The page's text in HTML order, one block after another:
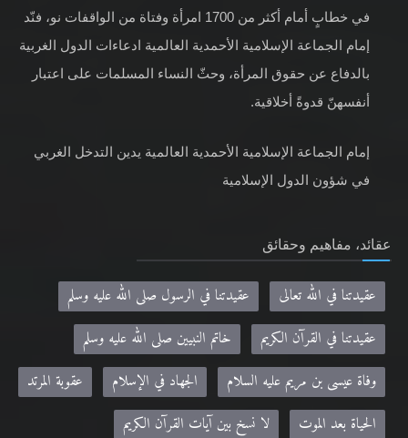
في خطابٍ أمام أكثر من 1700 امرأة وفتاة من الواقفات نو، فنّد
إمام الجماعة الإسلامية الأحمدية العالمية ادعاءات الدول الغربية
بالدفاع عن حقوق المرأة، وحثّ النساء المسلمات على اعتبار
أنفسهنّ قدوةً أخلاقية.
إمام الجماعة الإسلامية الأحمدية العالمية يدين التدخل الغربي
في شؤون الدول الإسلامية
عقائد، مفاهيم وحقائق
عقيدتنا في الله تعالى
عقيدتنا في الرسول صلى الله عليه وسلم
عقيدتنا في القرآن الكريم
خاتم النبيين صلى الله عليه وسلم
وفاة عيسى بن مريم عليه السلام
الجهاد في الإسلام
عقوبة المرتد
الحياة بعد الموت
لا نسخ بين آيات القرآن الكريم